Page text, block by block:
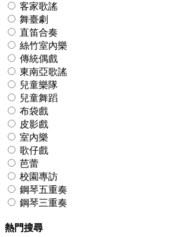
客家歌謠
舞臺劇
直笛合奏
絲竹室內樂
傳統偶戲
東南亞歌謠
兒童樂隊
兒童舞蹈
布袋戲
皮影戲
室內樂
歌仔戲
芭蕾
校園專訪
鋼琴五重奏
鋼琴三重奏
熱門搜尋